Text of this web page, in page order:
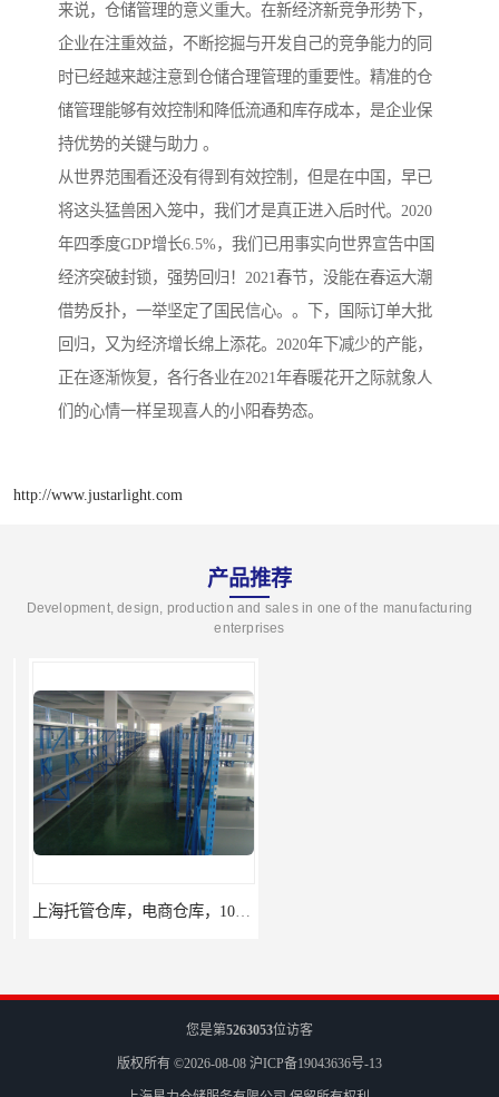
来说，仓储管理的意义重大。在新经济新竞争形势下，
企业在注重效益，不断挖掘与开发自己的竞争能力的同
时已经越来越注意到仓储合理管理的重要性。精准的仓
储管理能够有效控制和降低流通和库存成本，是企业保
持优势的关键与助力 。
从世界范围看还没有得到有效控制，但是在中国，早已
将这头猛兽困入笼中，我们才是真正进入后时代。2020
年四季度GDP增长6.5%，我们已用事实向世界宣告中国
经济突破封锁，强势回归！2021春节，没能在春运大潮
借势反扑，一举坚定了国民信心。。下，国际订单大批
回归，又为经济增长绵上添花。2020年下减少的产能，
正在逐渐恢复，各行各业在2021年春暖花开之际就象人
们的心情一样呈现喜人的小阳春势态。
http://www.justarlight.com
产品推荐
Development, design, production and sales in one of the manufacturing
enterprises
上海托管仓库，电商仓库，10平起租
您是第5263053位访客
版权所有 ©2026-08-08 沪ICP备19043636号-13